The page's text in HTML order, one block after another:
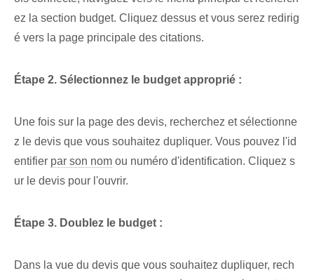
ez la section budget. Cliquez dessus et vous serez redirig
é vers la page principale des citations.
Étape 2. Sélectionnez le budget approprié :
Une fois sur la page des devis, recherchez et sélectionne
z le devis que vous souhaitez dupliquer. Vous pouvez l'id
entifier par son nom ou numéro d'identification. Cliquez s
ur le devis pour l'ouvrir.
Étape 3. Doublez le⁢ budget :
Dans la vue du devis que vous souhaitez dupliquer, rech